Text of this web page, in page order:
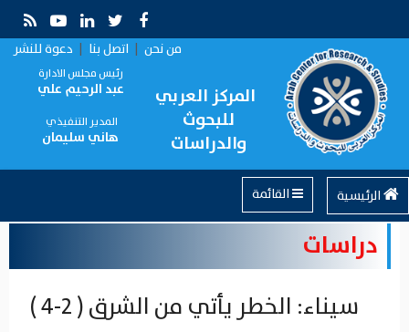
من نحن | اتصل بنا | دعوة للنشر
المركز العربي
للبحوث
والدراسات
رئيس مجلس الادارة
عبد الرحيم علي
المدير التنفيذي
هاني سليمان
الرئيسية
دراسات
سيناء: الخطر يأتي من الشرق ( 2-4 )